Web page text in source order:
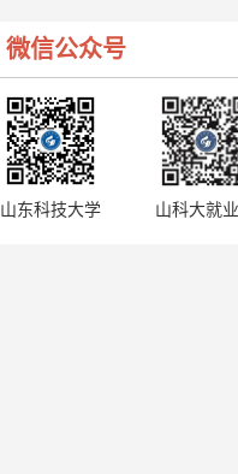
微信公众号
山东科技大学 山科大就